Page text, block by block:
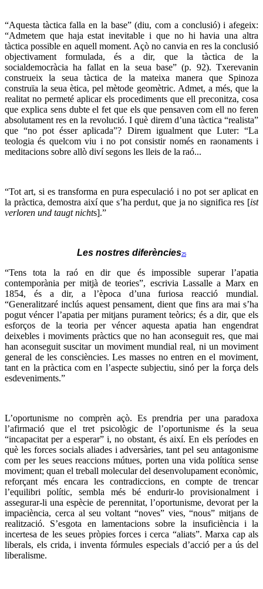
“Aquesta tàctica falla en la base” (diu, com a conclusió) i afegeix:
“Admetem que haja estat inevitable i que no hi havia una altra
tàctica possible en aquell moment. Açò no canvia en res la conclusió
objectivament formulada, és a dir, que la tàctica de la
socialdemocràcia ha fallat en la seua base” (p. 92). Txerevanin
construeix la seua tàctica de la mateixa manera que Spinoza
construïa la seua ètica, pel mètode geomètric. Admet, a més, que la
realitat no permeté aplicar els procediments que ell preconitza, cosa
que explica sens dubte el fet que els que pensaven com ell no feren
absolutament res en la revolució. I què direm d’una tàctica “realista”
que “no pot ésser aplicada”? Direm igualment que Luter: “La
teologia és quelcom viu i no pot consistir només en raonaments i
meditacions sobre allò diví segons les lleis de la raó...
“Tot art, si es transforma en pura especulació i no pot ser aplicat en
la pràctica, demostra així que s’ha perdut, que ja no significa res [ist
verloren und taugt nichts].”
Les nostres diferències25
“Tens tota la raó en dir que és impossible superar l’apatia
contemporània per mitjà de teories”, escrivia Lassalle a Marx en
1854, és a dir, a l’època d’una furiosa reacció mundial.
“Generalitzaré inclús aquest pensament, dient que fins ara mai s’ha
pogut véncer l’apatia per mitjans purament teòrics; és a dir, que els
esforços de la teoria per véncer aquesta apatia han engendrat
deixebles i moviments pràctics que no han aconseguit res, que mai
han aconseguit suscitar un moviment mundial real, ni un moviment
general de les consciències. Les masses no entren en el moviment,
tant en la pràctica com en l’aspecte subjectiu, sinó per la força dels
esdeveniments.”
L’oportunisme no comprèn açò. Es prendria per una paradoxa
l’afirmació que el tret psicològic de l’oportunisme és la seua
“incapacitat per a esperar” i, no obstant, és així. En els períodes en
què les forces socials aliades i adversàries, tant pel seu antagonisme
com per les seues reaccions mútues, porten una vida política sense
moviment; quan el treball molecular del desenvolupament econòmic,
reforçant més encara les contradiccions, en compte de trencar
l’equilibri polític, sembla més bé endurir-lo provisionalment i
assegurar-li una espècie de perennitat, l’oportunisme, devorat per la
impaciència, cerca al seu voltant “noves” vies, “nous” mitjans de
realització. S’esgota en lamentacions sobre la insuficiència i la
incertesa de les seues pròpies forces i cerca “aliats”. Marxa cap als
liberals, els crida, i inventa fórmules especials d’acció per a ús del
liberalisme.